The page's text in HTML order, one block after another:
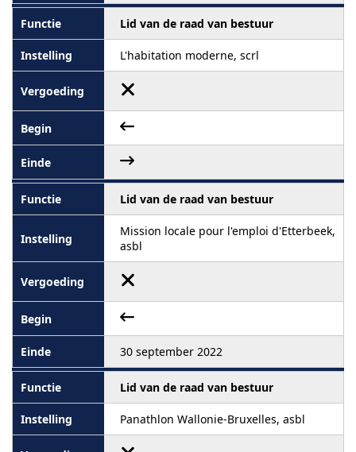
Lid van de raad van bestuur
L'habitation moderne, scrl
Lid van de raad van bestuur
Mission locale pour l'emploi d'Etterbeek,
asbl
30 september 2022
Lid van de raad van bestuur
Panathlon Wallonie-Bruxelles, asbl